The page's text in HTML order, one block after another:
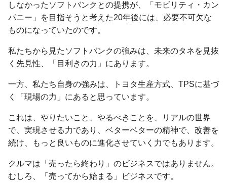
しなかったソフトバンクとの提携が、「モビリティ・カン
パニー」を目指そうと考えた20年後には、必要不可欠な
ものになっていたのです。
私たちから見たソフトバンクの強みは、未来のタネを見抜
く先見性、「目利きの力」にあります。
一方、私たち自身の強みは、トヨタ生産方式、TPSに基づ
く「現場の力」にあると思っています。
これは、やりたいこと、やるべきことを、リアルの世界
で、実現させる力であり、ベターベターの精神で、改善を
続け、もっと良いものに進化させていく力でもあります。
クルマは「売ったら終わり」のビジネスではありません。
むしろ、「売ってから始まる」ビジネスです。